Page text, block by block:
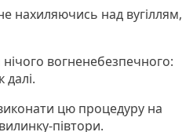
нахиляючись над вугіллям,
вогненебезпечного:
далі.
цю процедуру на
півтори.